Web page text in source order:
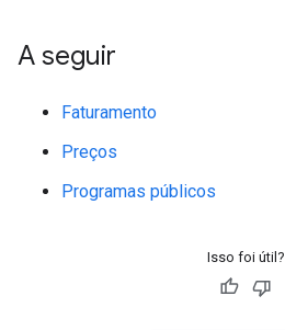
A seguir
Faturamento
Preços
Programas públicos
Isso foi útil?